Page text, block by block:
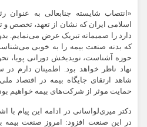
«انتصاب شایسته جنابعالی به
اسلامی ایران که نشان از تعهد، تخصص
دارد را صمیمانه تبریک عرض می‌نمایم.
که بدنه صنعت بیمه را به خوبی
حوزه آشناست، نویدبخش دورانی پویا،
نهاد ناظر خواهد بود. اطمینان دارم در
شاهد ارتقای جایگاه بیمه در اقتصاد
حمایت موثر از شرکت‌های بیمه خواهیم
دکتر میری‌لواسانی در ادامه این پیام
در این صنعت افزود: امروز صنعت بیمه